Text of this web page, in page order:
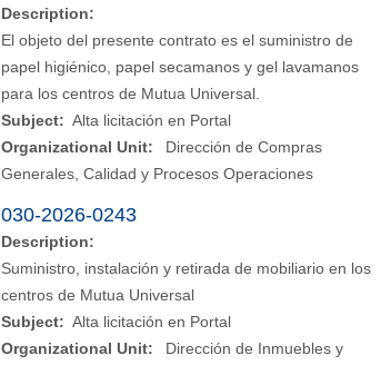
Description:
El objeto del presente contrato es el suministro de
papel higiénico, papel secamanos y gel lavamanos
para los centros de Mutua Universal.
Subject: Alta licitación en Portal
Organizational Unit:
Dirección de Compras
Generales, Calidad y Procesos Operaciones
030-2026-0243
Description:
Suministro, instalación y retirada de mobiliario en los
centros de Mutua Universal
Subject: Alta licitación en Portal
Organizational Unit:
Dirección de Inmuebles y